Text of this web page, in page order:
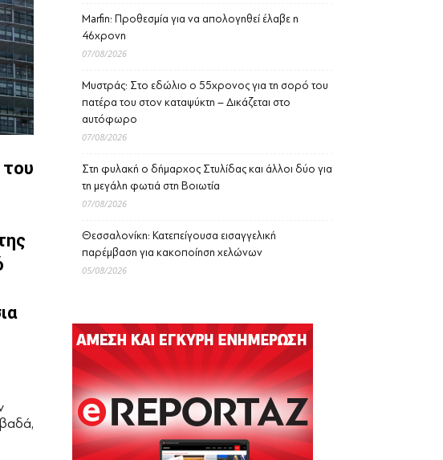
Marfin: Προθεσμία για να απολογηθεί έλαβε η
46χρονη
07/08/2026
Μυστράς: Στο εδώλιο ο 55χρονος για τη σορό του
πατέρα του στον καταψύκτη – Δικάζεται στο
αυτόφωρο
07/08/2026
Στη φυλακή ο δήμαρχος Στυλίδας και άλλοι δύο για
τη μεγάλη φωτιά στη Βοιωτία
07/08/2026
Θεσσαλονίκη: Κατεπείγουσα εισαγγελική
παρέμβαση για κακοποίηση χελώνων
05/08/2026